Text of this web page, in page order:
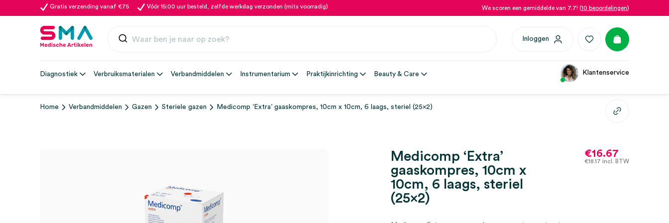
Gratis verzending vanaf €75 Vóór 15:00 uur besteld, zelfde werkdag verzonden (mits voorradig) We scoren een gemiddelde van 7.7! (10 beoordelingen)
Inloggen
Diagnostiek Verbruiksmaterialen Verbandmiddelen Instrumentarium Praktijkinrichting Beauty & Care Klantenservice
Home Verbandmiddelen Gazen Steriele gazen Medicomp ‘Extra’ gaaskompres, 10cm x 10cm, 6 laags, steriel (25×2)
Medicomp ‘Extra’
gaaskompres, 10cm x
10cm, 6 laags, steriel
(25×2)
€16.67
€18.17 incl. BTW